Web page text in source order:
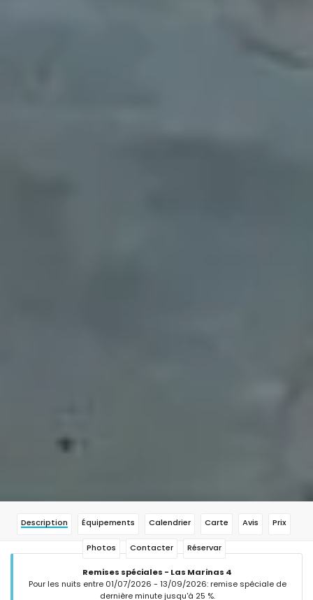
Description Équipements Calendrier Carte Avis Prix
Photos Contacter Réservar
Remises spéciales - Las Marinas 4
Pour les nuits entre 01/07/2026 - 13/09/2026: remise spéciale de
dernière minute jusqu'à 25 %.